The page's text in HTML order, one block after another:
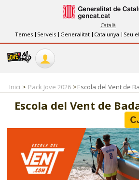
Català
Temes
Serveis Generalitat Catalunya Seu
INFORMACIÓ
FES-TE EL CJ
COL·LABORADORS
CJ ADOLESCENTS
CJ EMANCIPACIÓ
Inici Pack Jove 2026 Escola del Vent de
Escola del Vent de